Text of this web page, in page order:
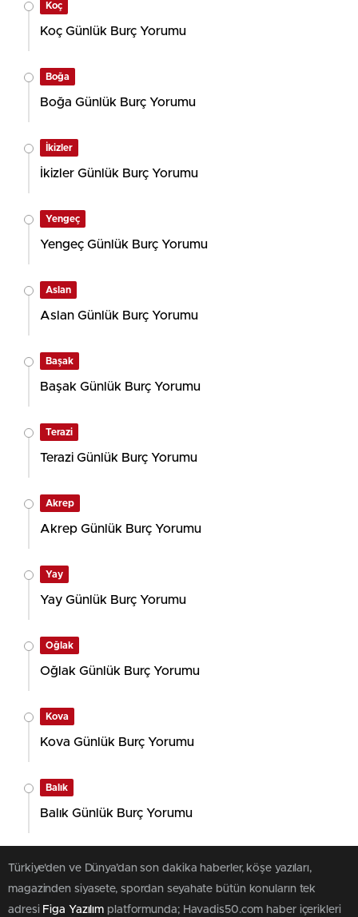
Koç
Koç Günlük Burç Yorumu
Boğa
Boğa Günlük Burç Yorumu
İkizler
İkizler Günlük Burç Yorumu
Yengeç
Yengeç Günlük Burç Yorumu
Aslan
Aslan Günlük Burç Yorumu
Başak
Başak Günlük Burç Yorumu
Terazi
Terazi Günlük Burç Yorumu
Akrep
Akrep Günlük Burç Yorumu
Yay
Yay Günlük Burç Yorumu
Oğlak
Oğlak Günlük Burç Yorumu
Kova
Kova Günlük Burç Yorumu
Balık
Balık Günlük Burç Yorumu
Türkiye'den ve Dünya’dan son dakika haberler, köşe yazıları,
magazinden siyasete, spordan seyahate bütün konuların tek
adresi Figa Yazılım platformunda; Havadis50.com haber içerikleri